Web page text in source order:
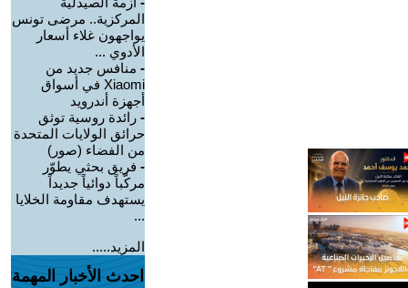
المركزية.. مرضى تونس
يواجهون غلاء أسعار
الأدوي ...
- منافس جديد من
Xiaomi في أسواق
أجهزة أندرويد
- رائدة روسية توثق
حرائق الولايات المتحدة
من الفضاء (صور)
- فريق بحثي يطوّر
مركّباً دوائياً جديداً
يستهدف مقاومة الخلايا
...
المزيد.....
احدث الأخبار المهمة